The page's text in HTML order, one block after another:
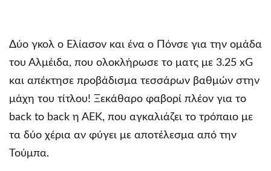
Δύο γκολ ο Ελίασον και ένα ο Πόνσε για την ομάδα
του Αλμέιδα, που ολοκλήρωσε το ματς με 3.25 xG
και απέκτησε προβάδισμα τεσσάρων βαθμών στην
μάχη του τίτλου! Ξεκάθαρο φαβορί πλέον για το
back to back η ΑΕΚ, που αγκαλιάζει το τρόπαιο με
τα δύο χέρια αν φύγει με αποτέλεσμα από την
Τούμπα.